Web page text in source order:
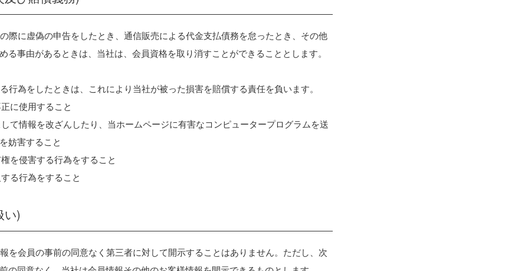
際に虚偽の申告をしたとき、通信販売による代金支払債務を怠ったとき、その他
る事由があるときは、当社は、会員資格を取り消すことができることとします。
行為をしたときは、これにより当社が被った損害を賠償する責任を負います。
に使用すること
て情報を改ざんしたり、当ホームページに有害なコンピュータープログラムを送
妨害すること
を侵害する行為をすること
る行為をすること
い)
を会員の事前の同意なく第三者に対して開示することはありません。ただし、次